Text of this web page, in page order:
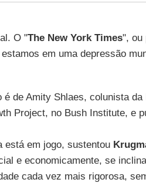
O "The New York Times", ou
em uma depressão
é de Amity Shlaes, colunista
Project, no Bush Institute, e
está em jogo, sustentou
e economicamente, se
cada vez mais rigorosa,